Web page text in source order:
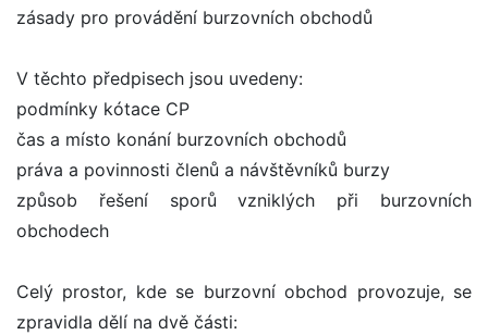
zásady pro provádění burzovních obchodů
V těchto předpisech jsou uvedeny:
podmínky kótace CP
čas a místo konání burzovních obchodů
práva a povinnosti členů a návštěvníků burzy
způsob řešení sporů vzniklých při burzovních
obchodech
Celý prostor, kde se burzovní obchod provozuje, se
zpravidla dělí na dvě části: